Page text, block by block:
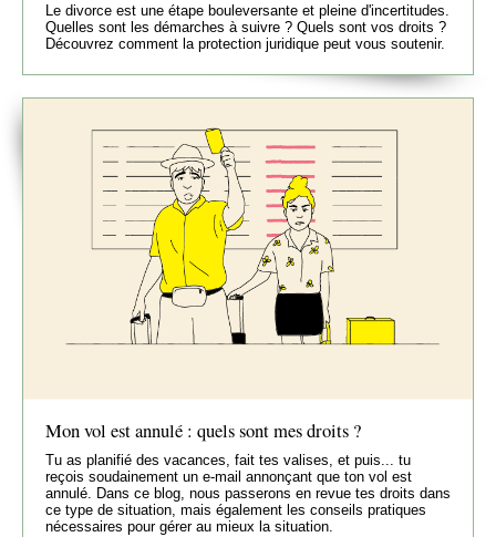
Le divorce est une étape bouleversante et pleine d'incertitudes.
Quelles sont les démarches à suivre ? Quels sont vos droits ?
Découvrez comment la protection juridique peut vous soutenir.
Mon vol est annulé : quels sont mes droits ?
Tu as planifié des vacances, fait tes valises, et puis... tu
reçois soudainement un e-mail annonçant que ton vol est
annulé. Dans ce blog, nous passerons en revue tes droits dans
ce type de situation, mais également les conseils pratiques
nécessaires pour gérer au mieux la situation.